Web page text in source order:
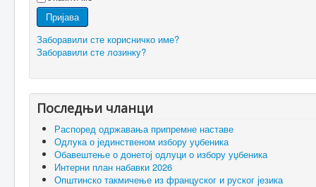
Пријава
Заборавили сте корисничко име?
Заборавили сте лозинку?
Последњи чланци
Распоред одржавања припремне наставе
Одлука о јединственом избору уџбеника
Обавештење о донетој одлуци о избору уџбеника
Интерни план набавки 2026
Општинско такмичење из француског и руског језика